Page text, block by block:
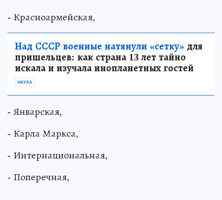
- Красноармейская,
Над СССР военные натянули «сетку» для
пришельцев: как страна 13 лет тайно
искала и изучала инопланетных гостей
НАУКА
- Январская,
- Карла Маркса,
- Интернациональная,
- Поперечная,